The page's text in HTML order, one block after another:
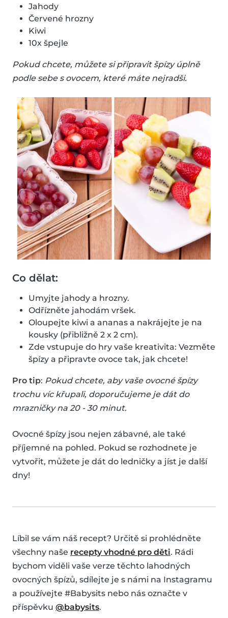
Jahody
Červené hrozny
Kiwi
10x špejle
Pokud chcete, můžete si připravit špízy úplně
podle sebe s ovocem, které máte nejradši.
Co dělat:
Umyjte jahody a hrozny.
Odřízněte jahodám vršek.
Oloupejte kiwi a ananas a nakrájejte je na
kousky (přibližně 2 x 2 cm).
Zde vstupuje do hry vaše kreativita: Vezměte
špízy a připravte ovoce tak, jak chcete!
Pro tip: Pokud chcete, aby vaše ovocné špízy
trochu víc křupali, doporučujeme je dát do
mrazničky na 20 - 30 minut.
Ovocné špízy jsou nejen zábavné, ale také
příjemné na pohled. Pokud se rozhodnete je
vytvořit, můžete je dát do ledničky a jíst je další
dny!
Líbil se vám náš recept? Určitě si prohlédněte
všechny naše recepty vhodné pro děti. Rádi
bychom viděli vaše verze těchto lahodných
ovocných špízů, sdílejte je s námi na Instagramu
a používejte #Babysits nebo nás označte v
příspěvku @babysits.